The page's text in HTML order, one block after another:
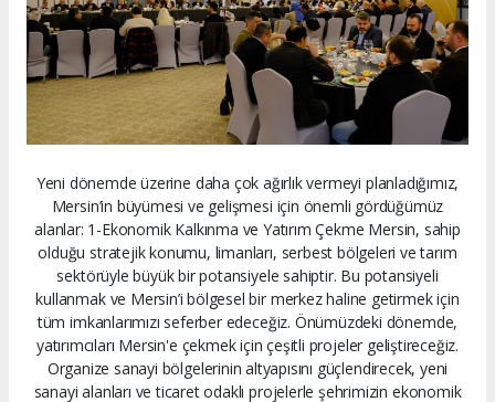
Yeni dönemde üzerine daha çok ağırlık vermeyi planladığımız,
Mersin’in büyümesi ve gelişmesi için önemli gördüğümüz
alanlar: 1-Ekonomik Kalkınma ve Yatırım Çekme Mersin, sahip
olduğu stratejik konumu, limanları, serbest bölgeleri ve tarım
sektörüyle büyük bir potansiyele sahiptir. Bu potansiyeli
kullanmak ve Mersin’i bölgesel bir merkez haline getirmek için
tüm imkanlarımızı seferber edeceğiz. Önümüzdeki dönemde,
yatırımcıları Mersin'e çekmek için çeşitli projeler geliştireceğiz.
Organize sanayi bölgelerinin altyapısını güçlendirecek, yeni
sanayi alanları ve ticaret odaklı projelerle şehrimizin ekonomik